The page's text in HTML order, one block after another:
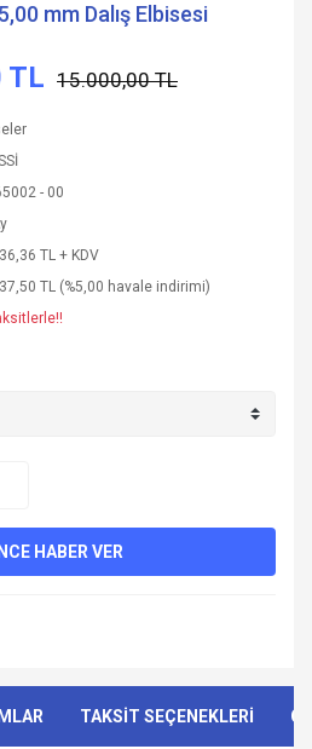
mm Dalış Elbisesi
TL 15.000,00 TL
- 00
TL + KDV
TL (%5,00 havale indirimi)
HABER VER
TAKSİT SEÇENEKLERİ